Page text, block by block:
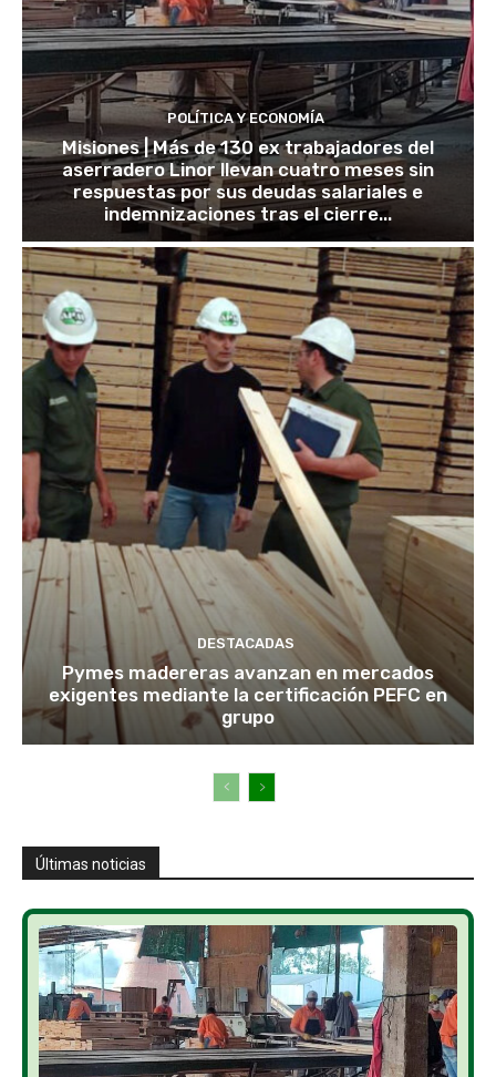
POLÍTICA Y ECONOMÍA
Misiones | Más de 130 ex trabajadores del
aserradero Linor llevan cuatro meses sin
respuestas por sus deudas salariales e
indemnizaciones tras el cierre...
DESTACADAS
Pymes madereras avanzan en mercados
exigentes mediante la certificación PEFC en
grupo
Últimas noticias